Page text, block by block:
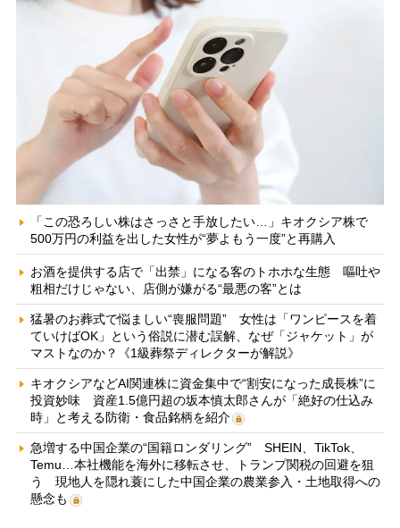
「この恐ろしい株はさっさと手放したい…」キオクシア株で
500万円の利益を出した女性が“夢よもう一度”と再購入
お酒を提供する店で「出禁」になる客のトホホな生態 嘔吐や
粗相だけじゃない、店側が嫌がる“最悪の客”とは
猛暑のお葬式で悩ましい“喪服問題” 女性は「ワンピースを着
ていけばOK」という俗説に潜む誤解、なぜ「ジャケット」が
マストなのか？《1級葬祭ディレクターが解説》
キオクシアなどAI関連株に資金集中で“割安になった成長株”に
投資妙味 資産1.5億円超の坂本慎太郎さんが「絶好の仕込み
時」と考える防衛・食品銘柄を紹介
急増する中国企業の“国籍ロンダリング” SHEIN、TikTok、
Temu…本社機能を海外に移転させ、トランプ関税の回避を狙
う 現地人を隠れ蓑にした中国企業の農業参入・土地取得への
懸念も